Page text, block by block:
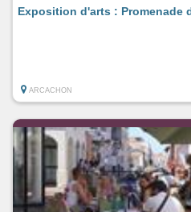
Exposition d'arts : Promenade
ARCACHON